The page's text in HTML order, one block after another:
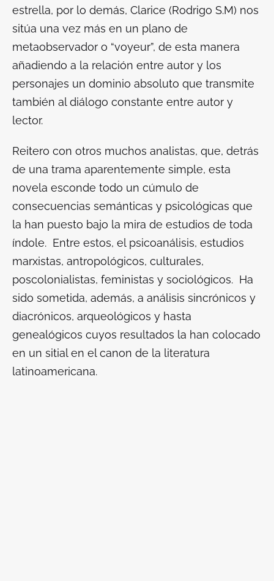
estrella, por lo demás, Clarice (Rodrigo S.M) nos
sitúa una vez más en un plano de
metaobservador o “voyeur”, de esta manera
añadiendo a la relación entre autor y los
personajes un dominio absoluto que transmite
también al diálogo constante entre autor y
lector.
Reitero con otros muchos analistas, que, detrás
de una trama aparentemente simple, esta
novela esconde todo un cúmulo de
consecuencias semánticas y psicológicas que
la han puesto bajo la mira de estudios de toda
índole. Entre estos, el psicoanálisis, estudios
marxistas, antropológicos, culturales,
poscolonialistas, feministas y sociológicos. Ha
sido sometida, además, a análisis sincrónicos y
diacrónicos, arqueológicos y hasta
genealógicos cuyos resultados la han colocado
en un sitial en el canon de la literatura
latinoamericana.